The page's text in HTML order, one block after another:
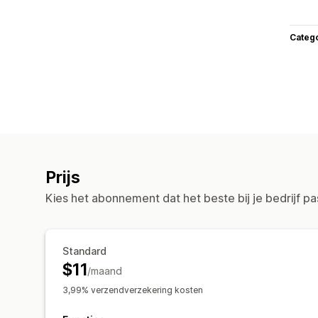
Prijs
Kies het abonnement dat het beste bij je bedrijf
Standard
$11/maand
3,99% verzendverzekering kosten